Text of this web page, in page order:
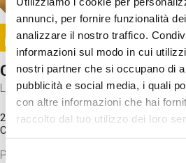
annunci, per fornire funzionalità
analizzare il nostro traffico.
informazioni sul modo in cui
nostri partner che si occupano di
pubblicità e social media, i quali
con altre informazioni che hai
raccolto dal tuo utilizzo dei loro
Selezione
Image
SUNDAY@STEP
Come funziona il cervello?
Laboratorio
20 Set 2026 / 11:15 - 13:00
Costo
Proveremo a costruire un cervello in